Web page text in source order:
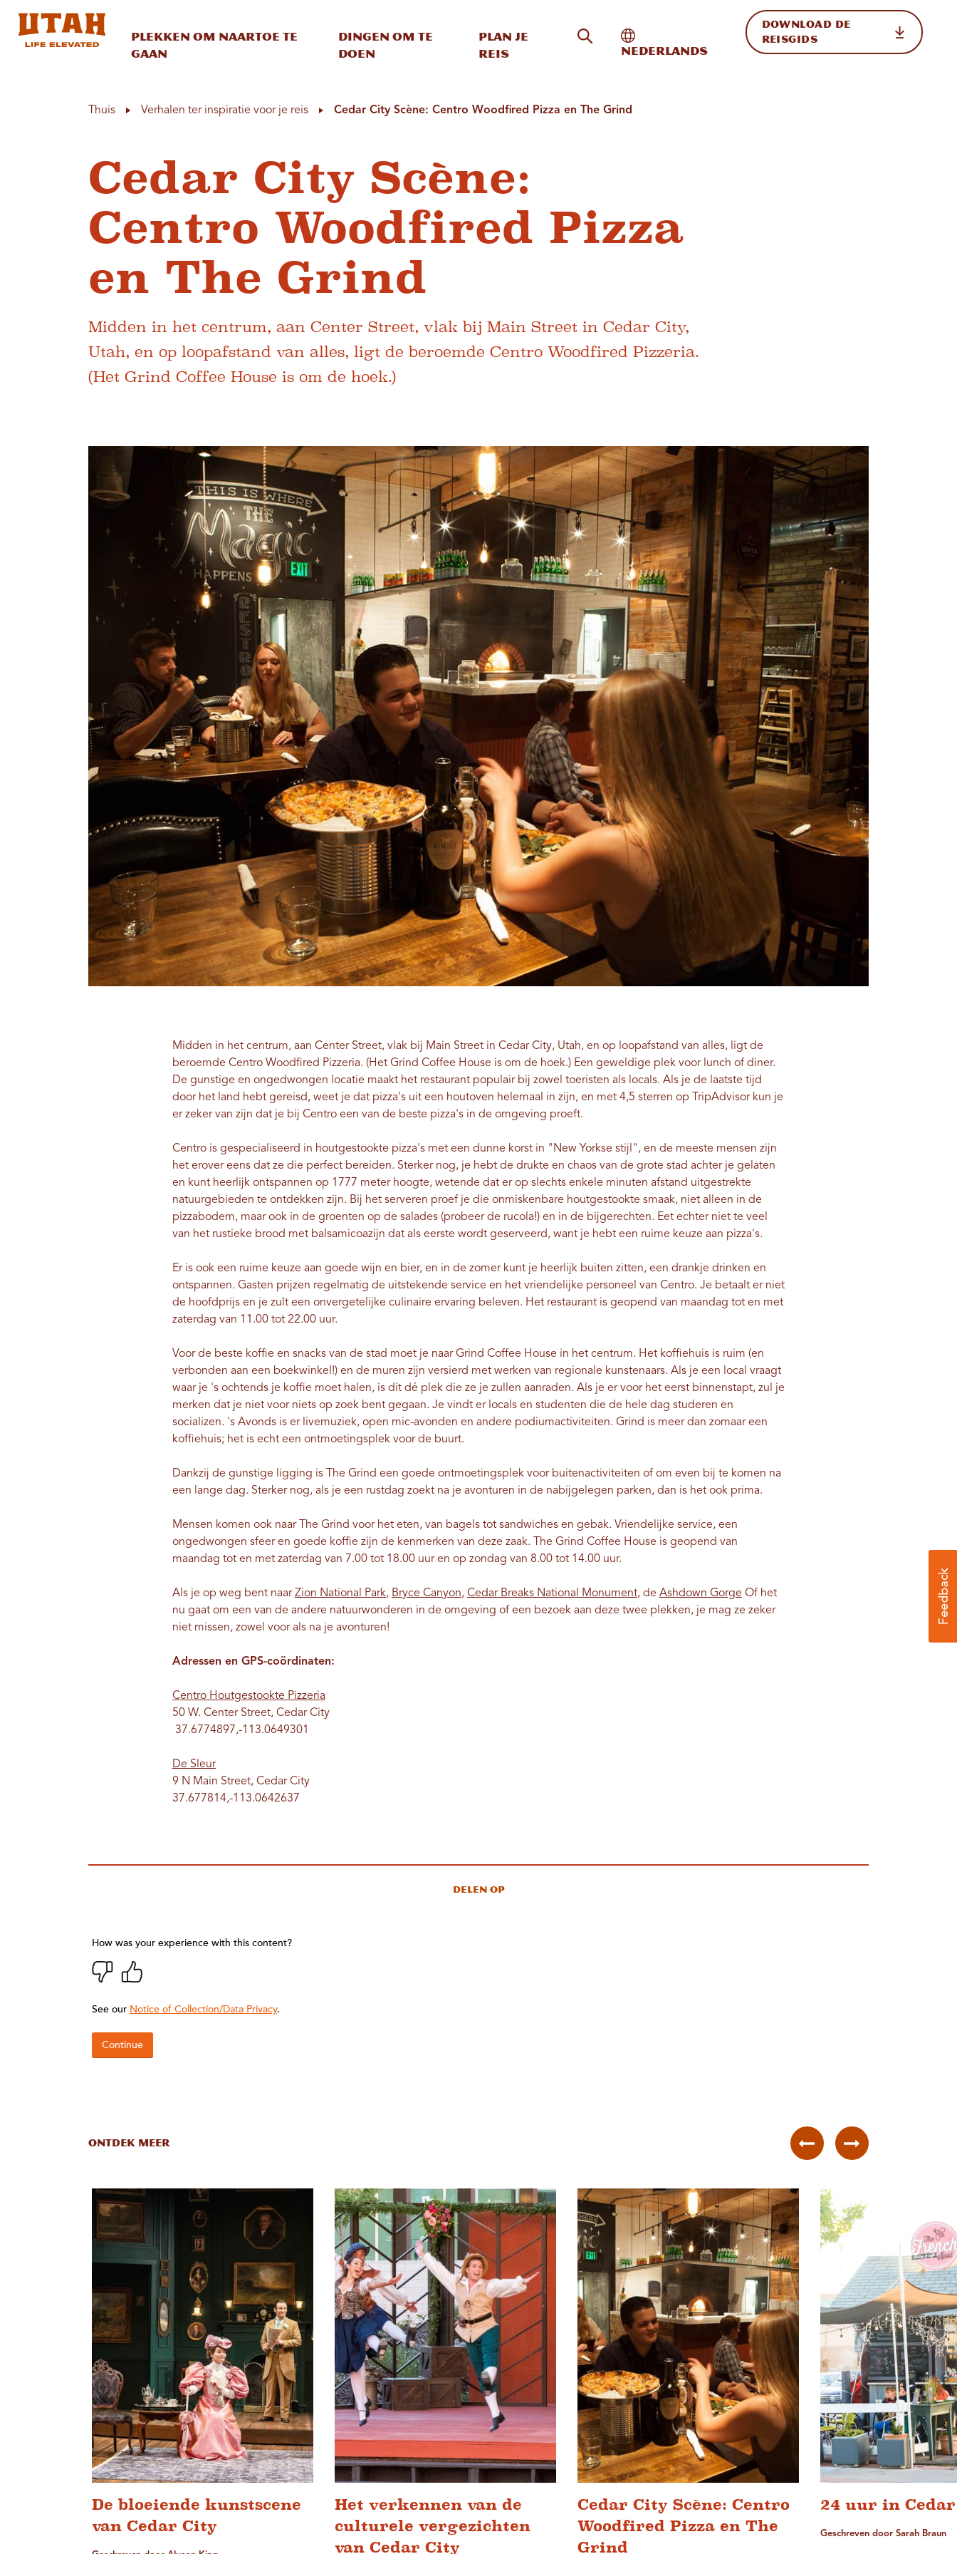
Plekken om naartoe te
gaan
Dingen om te
doen
Plan je
reis
Zoeken op de site
Internationale weergave in-/uitschakelen
Nederlands
DOWNLOAD DE
REISGIDS
Thuis Verhalen ter inspiratie voor je reis Cedar City Scène: Centro Woodfired Pizza en The Grind
Cedar City Scène:
Centro Woodfired Pizza
en The Grind
Midden in het centrum, aan Center Street, vlak bij Main Street in Cedar City,
Utah, en op loopafstand van alles, ligt de beroemde Centro Woodfired Pizzeria.
(Het Grind Coffee House is om de hoek.)
Midden in het centrum, aan Center Street, vlak bij Main Street in Cedar City, Utah, en op loopafstand van alles, ligt de
beroemde Centro Woodfired Pizzeria. (Het Grind Coffee House is om de hoek.) Een geweldige plek voor lunch of diner.
De gunstige en ongedwongen locatie maakt het restaurant populair bij zowel toeristen als locals. Als je de laatste tijd
door het land hebt gereisd, weet je dat pizza's uit een houtoven helemaal in zijn, en met 4,5 sterren op TripAdvisor kun je
er zeker van zijn dat je bij Centro een van de beste pizza's in de omgeving proeft.
Centro is gespecialiseerd in houtgestookte pizza's met een dunne korst in "New Yorkse stijl", en de meeste mensen zijn
het erover eens dat ze die perfect bereiden. Sterker nog, je hebt de drukte en chaos van de grote stad achter je gelaten
en kunt heerlijk ontspannen op 1777 meter hoogte, wetende dat er op slechts enkele minuten afstand uitgestrekte
natuurgebieden te ontdekken zijn. Bij het serveren proef je die onmiskenbare houtgestookte smaak, niet alleen in de
pizzabodem, maar ook in de groenten op de salades (probeer de rucola!) en in de bijgerechten. Eet echter niet te veel
van het rustieke brood met balsamicoazijn dat als eerste wordt geserveerd, want je hebt een ruime keuze aan pizza's.
Er is ook een ruime keuze aan goede wijn en bier, en in de zomer kunt je heerlijk buiten zitten, een drankje drinken en
ontspannen. Gasten prijzen regelmatig de uitstekende service en het vriendelijke personeel van Centro. Je betaalt er niet
de hoofdprijs en je zult een onvergetelijke culinaire ervaring beleven. Het restaurant is geopend van maandag tot en met
zaterdag van 11.00 tot 22.00 uur.
Voor de beste koffie en snacks van de stad moet je naar Grind Coffee House in het centrum. Het koffiehuis is ruim (en
verbonden aan een boekwinkel!) en de muren zijn versierd met werken van regionale kunstenaars. Als je een local vraagt ​​
waar je 's ochtends je koffie moet halen, is dit dé plek die ze je zullen aanraden. Als je er voor het eerst binnenstapt, zul je
merken dat je niet voor niets op zoek bent gegaan. Je vindt er locals en studenten die de hele dag studeren en
socializen. 's Avonds is er livemuziek, open mic-avonden en andere podiumactiviteiten. Grind is meer dan zomaar een
koffiehuis; het is echt een ontmoetingsplek voor de buurt.
Dankzij de gunstige ligging is The Grind een goede ontmoetingsplek voor buitenactiviteiten of om even bij te komen na
een lange dag. Sterker nog, als je een rustdag zoekt na je avonturen in de nabijgelegen parken, dan is het ook prima.
Mensen komen ook naar The Grind voor het eten, van bagels tot sandwiches en gebak. Vriendelijke service, een
ongedwongen sfeer en goede koffie zijn de kenmerken van deze zaak. The Grind Coffee House is geopend van
maandag tot en met zaterdag van 7.00 tot 18.00 uur en op zondag van 8.00 tot 14.00 uur.
Als je op weg bent naarZion National Park, Bryce Canyon, Cedar Breaks National Monument, de Ashdown Gorge Of het
nu gaat om een ​​van de andere natuurwonderen in de omgeving of een bezoek aan deze twee plekken, je mag ze zeker
niet missen, zowel voor als na je avonturen!
Adressen en GPS-coördinaten:
Centro Houtgestookte Pizzeria
50 W. Center Street, Cedar City
37.6774897,-113.0649301
De Sleur
9 N Main Street, Cedar City
37.677814,-113.0642637
Delen op
ONTDEK MEER
De bloeiende kunstscene
van Cedar City
Het verkennen van de
culturele vergezichten
van Cedar City
Cedar City Scène: Centro
Woodfired Pizza en The
Grind
24 uur in
Geschreven door Sarah Braun